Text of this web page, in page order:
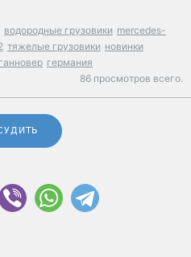
водородные грузовики mercedes-
тяжелые грузовики новинки
ганновер германия
86 просмотров всего.